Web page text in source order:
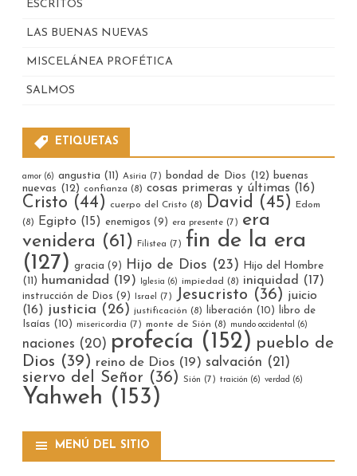
ESCRITOS
LAS BUENAS NUEVAS
MISCELÁNEA PROFÉTICA
SALMOS
ETIQUETAS
amor (6) angustia (11) Asiria (7) bondad de Dios (12) buenas
nuevas (12) confianza (8) cosas primeras y últimas (16)
Cristo (44) cuerpo del Cristo (8) David (45)
Edom
(8)
Egipto (15) enemigos (9) era presente (7) era
venidera (61) Filistea (7) fin de la era
(127) gracia (9) Hijo de Dios (23)
Hijo del Hombre
(11)
humanidad (19) Iglesia (6) impiedad (8) iniquidad (17)
instrucción de Dios (9) Israel (7) Jesucristo (36) juicio
(16) justicia (26) justificación (8) liberación (10)
libro de
Isaías (10) misericordia (7) monte de Sión (8) mundo occidental (6)
naciones (20) profecía (152) pueblo de
Dios (39) reino de Dios (19) salvación (21)
siervo del Señor (36) Sión (7) traición (6) verdad (6)
Yahweh (153)
MENÚ DEL SITIO